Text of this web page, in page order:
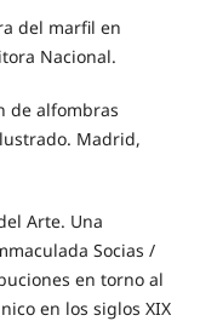
del marfil en
Nacional.
de alfombras
Madrid,
Arte. Una
Socias /
en torno al
en los siglos XIX